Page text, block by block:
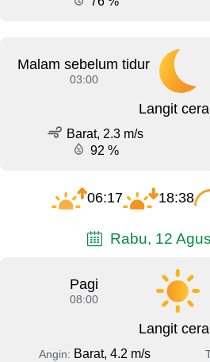
Malam sebelum tidur
03:00
Langit
Barat, 2.3 m/s
92 %
06:17 18:38
Rabu, 12
Pagi
08:00
Langit
Angin: Barat, 4.2 m/s